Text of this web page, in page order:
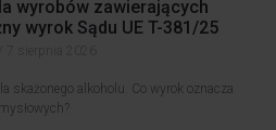
wyrobów zawierających
wyrok Sądu UE T-381/25
skażonego alkoholu. Co wyrok oznacza